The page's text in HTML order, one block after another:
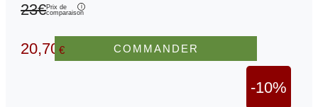
23€Prix de
comparaison
20,70€
-10%
COMMANDER